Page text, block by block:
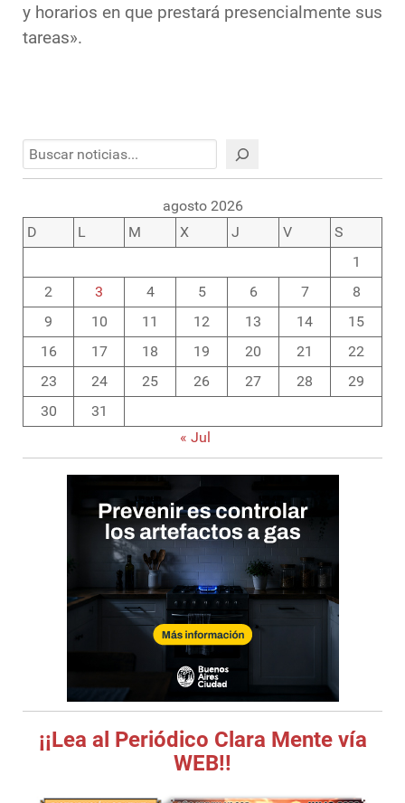
y horarios en que prestará presencialmente sus
tareas».
Buscar
agosto 2026
D
L M X J V
S
1
2
3 4 5 6 7
8
9
10 11 12 13 14
15
16
17 18 19 20 21
22
23
24 25 26 27 28
29
30
31
« Jul
¡¡Lea al Periódico Clara Mente vía
WEB!!